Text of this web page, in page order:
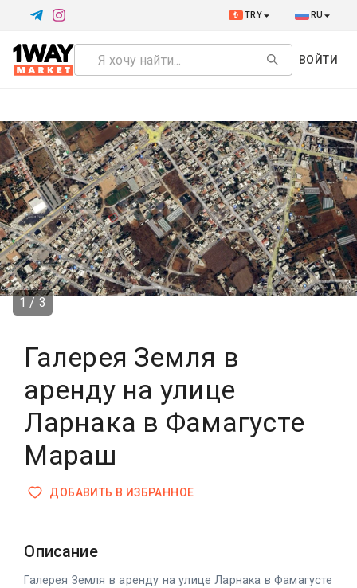
₺ TRY RU
ВОЙТИ
1 / 3
Галерея Земля в
аренду на улице
Ларнака в Фамагусте
Мараш
ДОБАВИТЬ В ИЗБРАННОЕ
Описание
Галерея Земля в аренду на улице Ларнака в Фамагусте